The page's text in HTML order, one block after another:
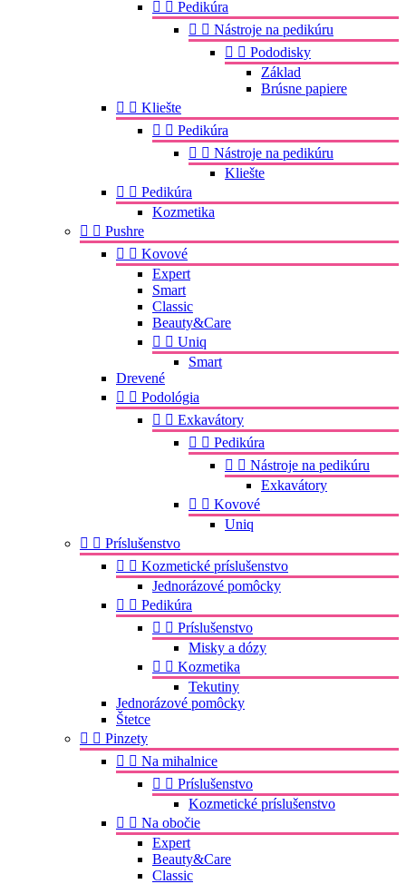
  Pedikúra
  Nástroje na pedikúru
  Pododisky
Základ
Brúsne papiere
  Kliešte
  Pedikúra
  Nástroje na pedikúru
Kliešte
  Pedikúra
Kozmetika
  Pushre
  Kovové
Expert
Smart
Classic
Beauty&Care
  Uniq
Smart
Drevené
  Podológia
  Exkavátory
  Pedikúra
  Nástroje na pedikúru
Exkavátory
  Kovové
Uniq
  Príslušenstvo
  Kozmetické príslušenstvo
Jednorázové pomôcky
  Pedikúra
  Príslušenstvo
Misky a dózy
  Kozmetika
Tekutiny
Jednorázové pomôcky
Štetce
  Pinzety
  Na mihalnice
  Príslušenstvo
Kozmetické príslušenstvo
  Na obočie
Expert
Beauty&Care
Classic